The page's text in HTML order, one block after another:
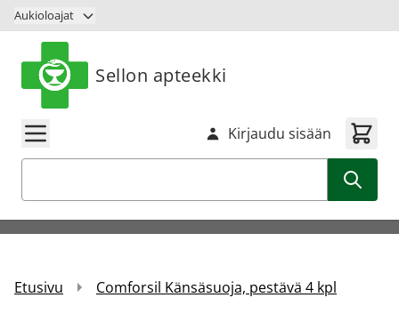
Siirry sisältöön
Aukioloajat
Sellon apteekki
Kirjaudu sisään
Etusivu Comforsil Känsäsuoja, pestävä 4 kpl